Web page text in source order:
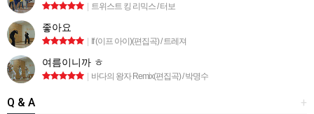
| 트위스트 킹 리믹스 / 터보
좋아요
| If (이프 아이)(편집곡) / 트레져
여름이니까 ㅎ
| 바다의 왕자 Remix(편집곡) / 박명수
+
Q & A